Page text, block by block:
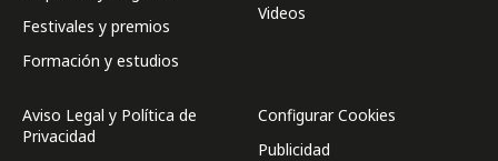
Festivales y premios
Formación y estudios
Videos
Aviso Legal y Política de
Privacidad
Configurar Cookies
Publicidad